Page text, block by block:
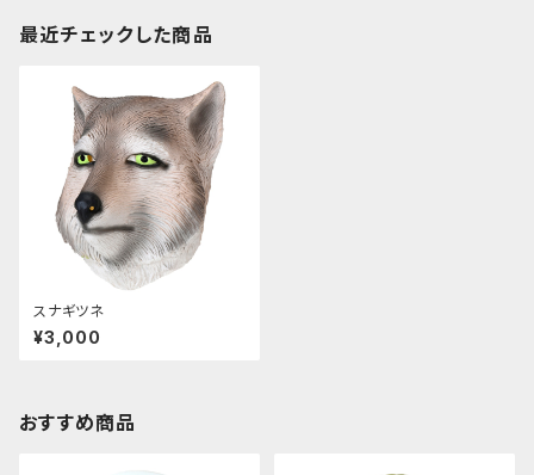
最近チェックした商品
スナギツネ
¥3,000
おすすめ商品